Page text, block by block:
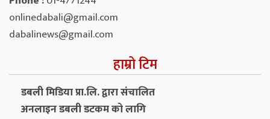
onlinedabali@gmail.com
dabalinews@gmail.com
हाम्रो टिम
डबली मिडिया प्रा.लि. द्वारा संचालित
अनलाइन डबली डटकम को लागि